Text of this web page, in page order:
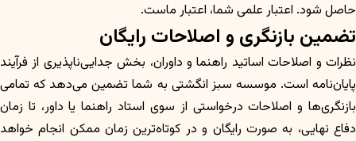
حاصل شود. اعتبار علمی شما، اعتبار ماست.
تضمین بازنگری و اصلاحات رایگان
نظرات و اصلاحات اساتید راهنما و داوران، بخش جدایی‌ناپذیری از فرآیند
پایان‌نامه است. موسسه سبز انگشتی به شما تضمین می‌دهد که تمامی
بازنگری‌ها و اصلاحات درخواستی از سوی استاد راهنما یا داور، تا زمان
دفاع نهایی، به صورت رایگان و در کوتاه‌ترین زمان ممکن انجام خواهد